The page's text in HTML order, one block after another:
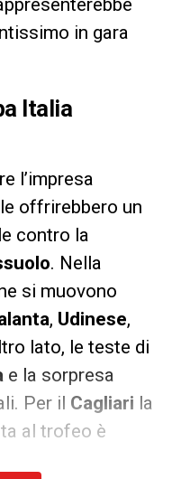
in gara
Italia
l’impresa
offrirebbero un
contro la
. Nella
si muovono
, Udinese,
lato, le teste di
e la sorpresa
Per il Cagliari la
al trofeo è